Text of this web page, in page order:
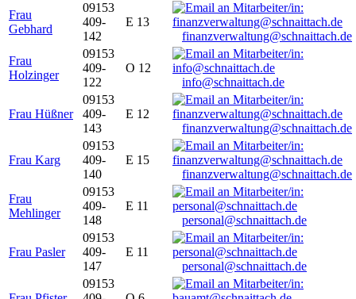
Frau
Gebhard
09153
409-
142
E 13
finanzverwaltung@schnaittach.de
Frau
Holzinger
09153
409-
122
O 12
info@schnaittach.de
Frau Hüßner
09153
409-
143
E 12
finanzverwaltung@schnaittach.de
Frau Karg
09153
409-
140
E 15
finanzverwaltung@schnaittach.de
Frau
Mehlinger
09153
409-
148
E 11
personal@schnaittach.de
Frau Pasler
09153
409-
147
E 11
personal@schnaittach.de
09153